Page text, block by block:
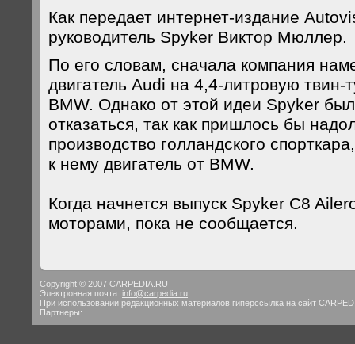
Как передает интернет-издание
руководитель Spyker Виктор Мюллер.
По его словам, сначала компания
двигатель Audi на 4,4-литровую твин-
BMW. Однако от этой идеи Spyker
отказаться, так как пришлось бы
производство голландского
к нему двигатель от BMW.
Когда начнется выпуск Spyker C8
моторами, пока не сообщается.
Copyright © 2007 CARPEDIA.RU
Электронная почта: info@carpedia.ru
При использовании редакционных материалов гиперссылка на сайт
Партнеры: